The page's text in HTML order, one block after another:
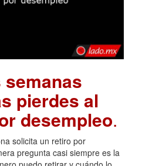
pierdes al
desempleo.
solicita un retiro por
pregunta casi siempre es la